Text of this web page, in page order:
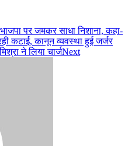
पर जमकर साधा निशाना, कहा-
कटाई, कानून व्यवस्था हुई जर्जर
ने लिया चार्जNext